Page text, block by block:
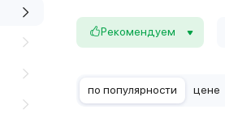
Рекомендуем
по популярности цене